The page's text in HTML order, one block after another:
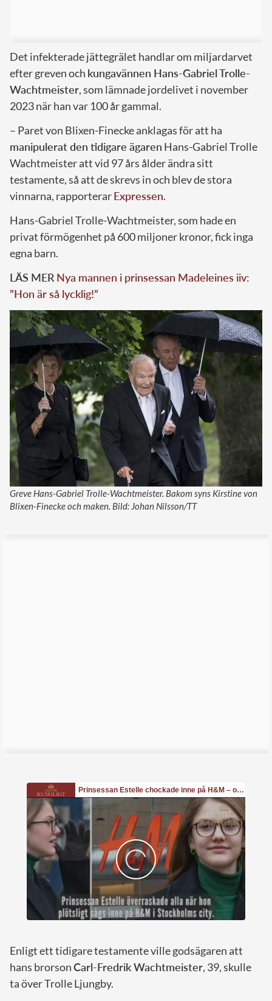
Det infekterade jättegrälet handlar om miljardarvet
efter greven och kungavännen Hans-Gabriel Trolle-
Wachtmeister, som lämnade jordelivet i november
2023 när han var 100 år gammal.
– Paret von Blixen-Finecke anklagas för att ha
manipulerat den tidigare ägaren Hans-Gabriel Trolle
Wachtmeister att vid 97 års ålder ändra sitt
testamente, så att de skrevs in och blev de stora
vinnarna, rapporterarExpressen.
Hans-Gabriel Trolle-Wachtmeister, som hade en
privat förmögenhet på 600 miljoner kronor, fick inga
egna barn.
LÄS MER Nya mannen i prinsessan Madeleines iiv:
”Hon är så lycklig!”
Greve Hans-Gabriel Trolle-Wachtmeister. Bakom syns Kirstine von
Blixen-Finecke och maken. Bild: Johan Nilsson/TT
Enligt ett tidigare testamente ville godsägaren att
hans brorsonCarl-Fredrik Wachtmeister, 39, skulle
ta över Trolle Ljungby.